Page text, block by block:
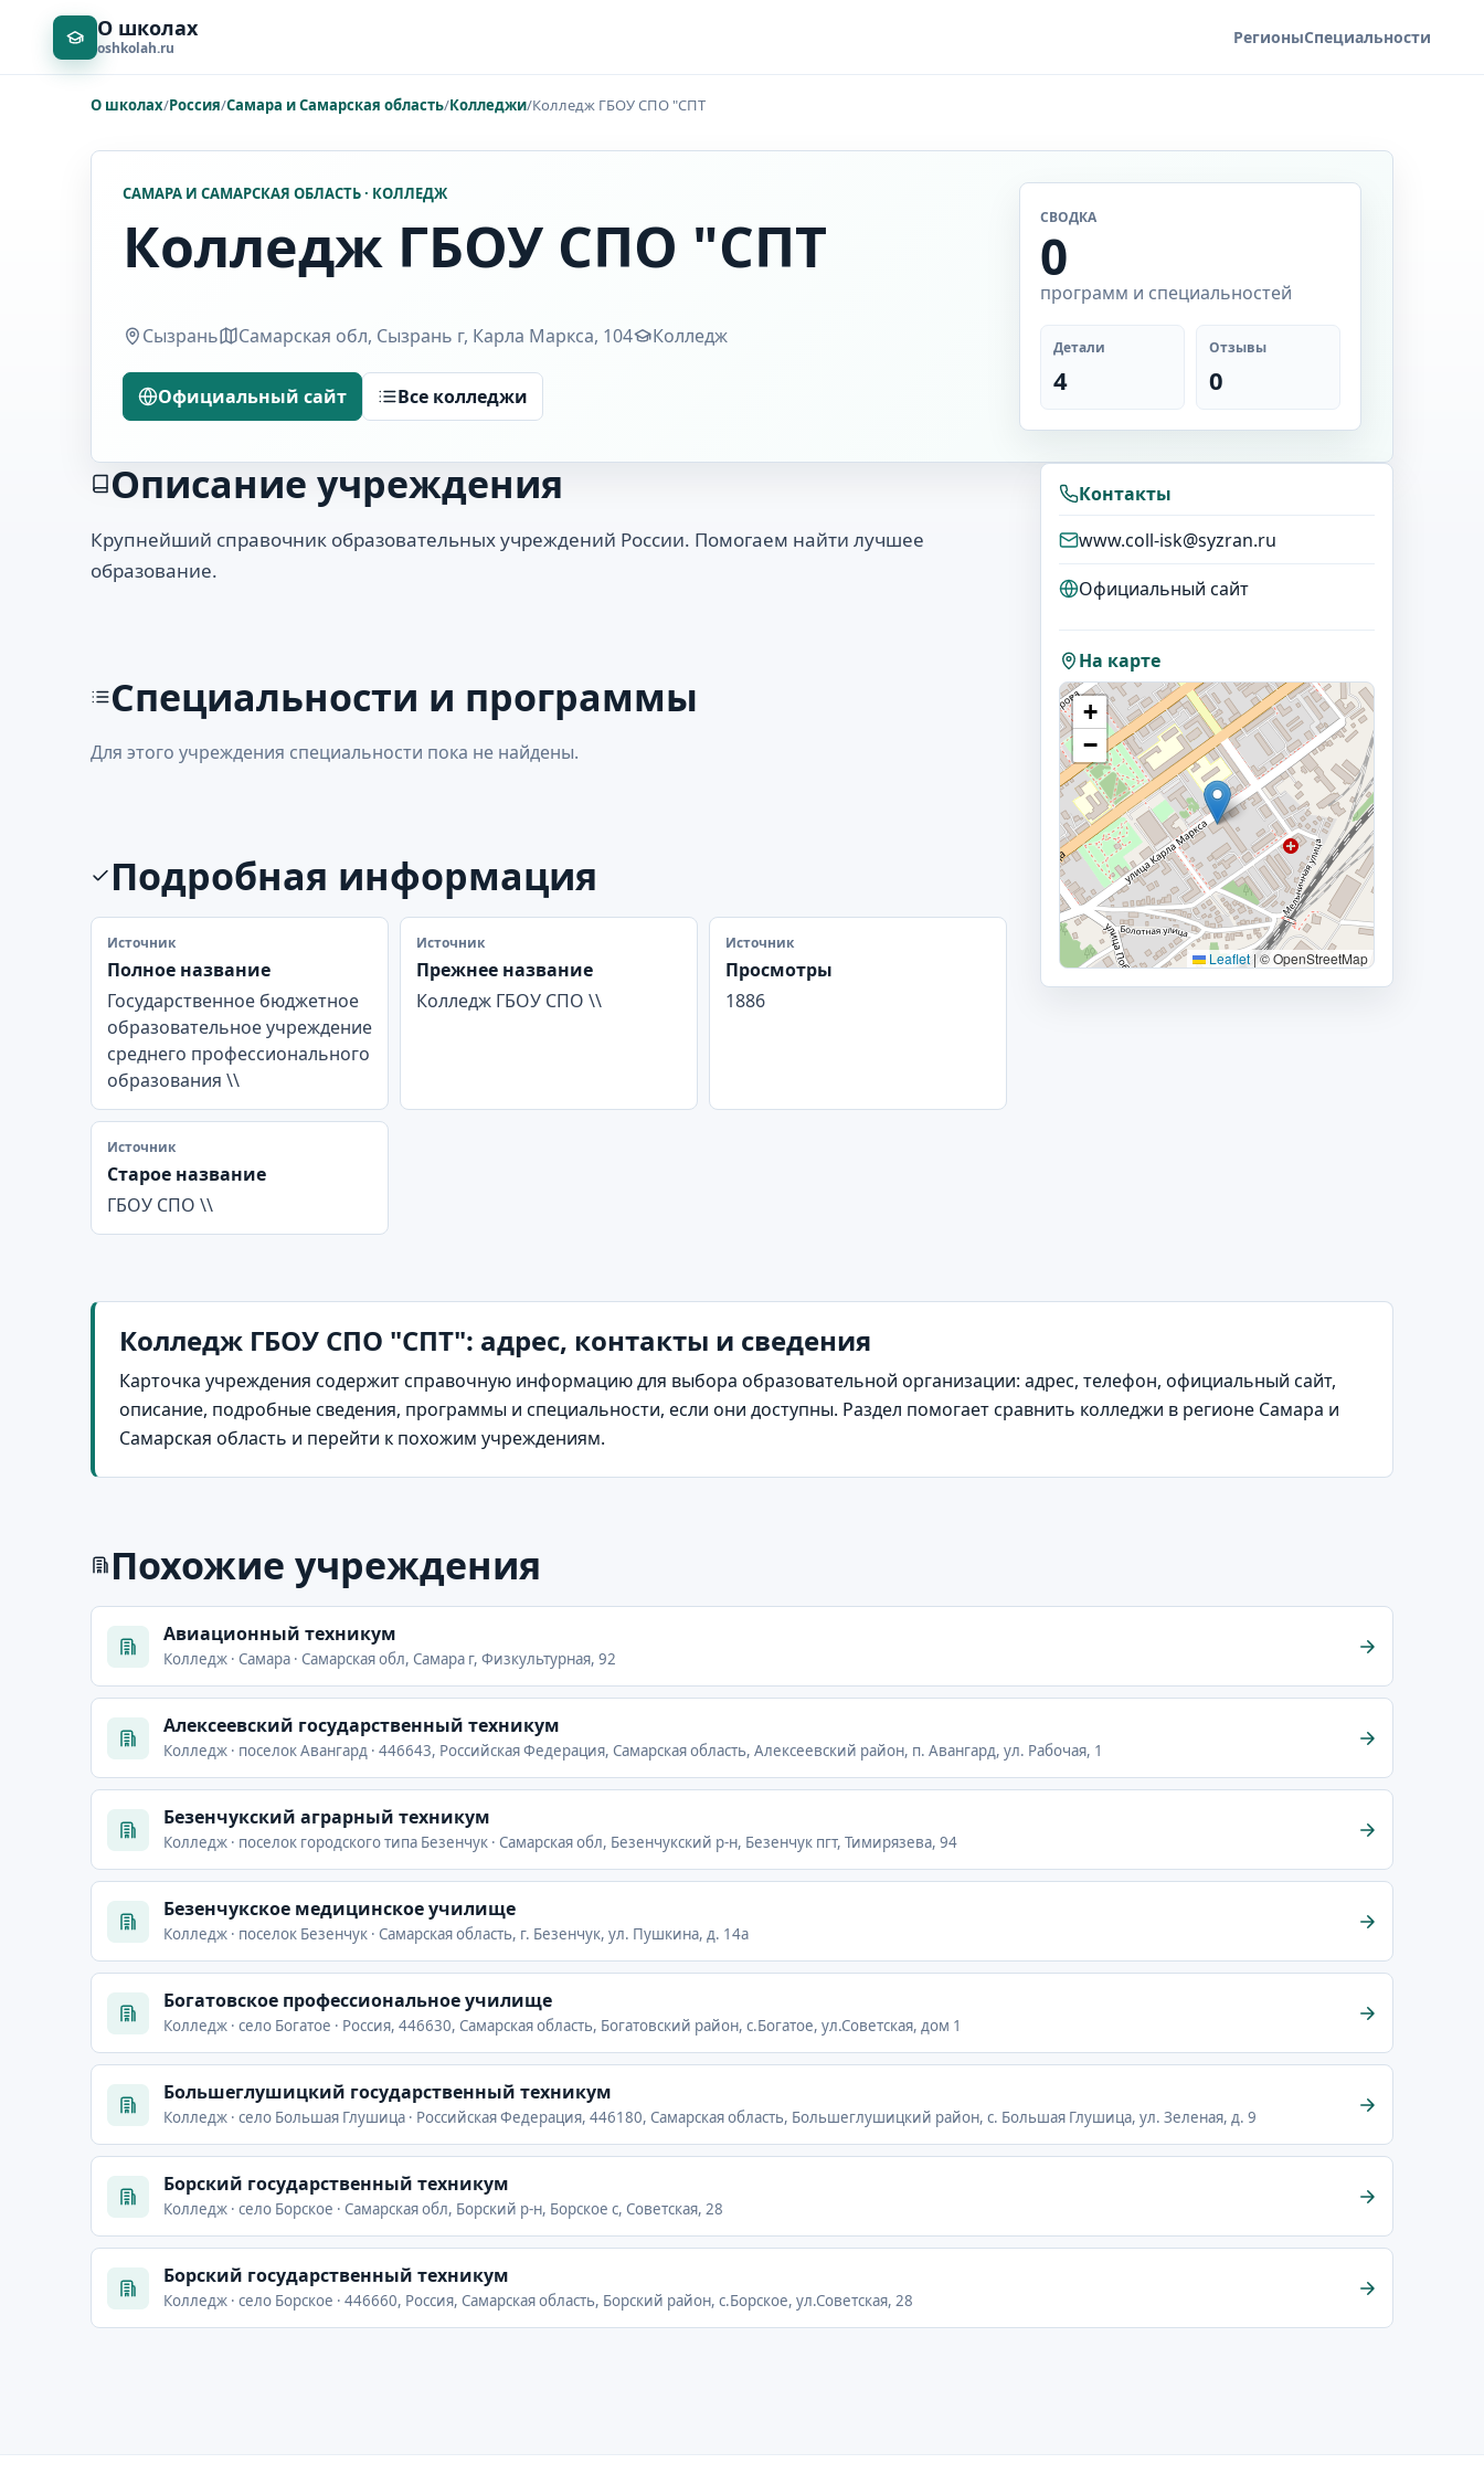
О школах
oshkolah.ru РегионыСпециальности
О школах/Россия/Самара и Самарская область/Колледжи/Колледж ГБОУ СПО "СПТ
САМАРА И САМАРСКАЯ ОБЛАСТЬ · КОЛЛЕДЖ
Колледж ГБОУ СПО "СПТ
Сызрань Самарская обл, Сызрань г, Карла Маркса, 104 Колледж
Официальный сайт Все колледжи
СВОДКА
0
программ и специальностей
Детали
4
Отзывы
0
Описание учреждения
Крупнейший справочник образовательных учреждений России. Помогаем найти лучшее
образование.
Специальности и программы
Для этого учреждения специальности пока не найдены.
Подробная информация
Источник
Полное название
Государственное бюджетное
образовательное учреждение
среднего профессионального
образования \\
Источник
Прежнее название
Колледж ГБОУ СПО \\
Источник
Просмотры
1886
Источник
Старое название
ГБОУ СПО \\
Контакты
www.coll-isk@syzran.ru
Официальный сайт
На карте
+
−
Leaflet| © OpenStreetMap
Колледж ГБОУ СПО "СПТ": адрес, контакты и сведения
Карточка учреждения содержит справочную информацию для выбора образовательной организации: адрес, телефон, официальный сайт,
описание, подробные сведения, программы и специальности, если они доступны. Раздел помогает сравнить колледжи в регионе Самара и
Самарская область и перейти к похожим учреждениям.
Похожие учреждения
Авиационный техникум
Колледж · Самара · Самарская обл, Самара г, Физкультурная, 92
Алексеевский государственный техникум
Колледж · поселок Авангард · 446643, Российская Федерация, Самарская область, Алексеевский район, п. Авангард, ул. Рабочая, 1
Безенчукский аграрный техникум
Колледж · поселок городского типа Безенчук · Самарская обл, Безенчукский р-н, Безенчук пгт, Тимирязева, 94
Безенчукское медицинское училище
Колледж · поселок Безенчук · Самарская область, г. Безенчук, ул. Пушкина, д. 14а
Богатовское профессиональное училище
Колледж · село Богатое · Россия, 446630, Самарская область, Богатовский район, с.Богатое, ул.Советская, дом 1
Большеглушицкий государственный техникум
Колледж · село Большая Глушица · Российская Федерация, 446180, Самарская область, Большеглушицкий район, с. Большая Глушица, ул. Зеленая, д. 9
Борский государственный техникум
Колледж · село Борское · Самарская обл, Борский р-н, Борское с, Советская, 28
Борский государственный техникум
Колледж · село Борское · 446660, Россия, Самарская область, Борский район, с.Борское, ул.Советская, 28